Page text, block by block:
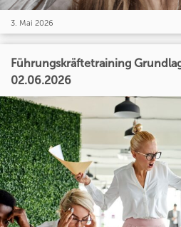
3. Mai 2026
Führungskräftetraining
02.06.2026